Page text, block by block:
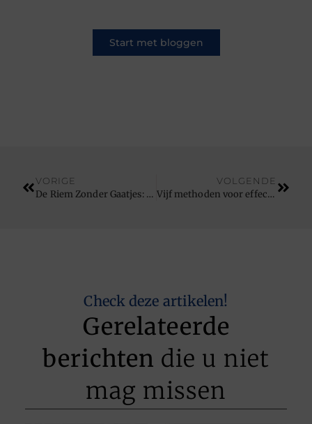
Start met bloggen
VORIGE
De Riem Zonder Gaatjes: Een Slimme Keuze voor Elke Stijl
VOLGENDE
Vijf methoden voor effectieve werkplekorganisatie
Check deze artikelen!
Gerelateerde
berichten die u niet
mag missen